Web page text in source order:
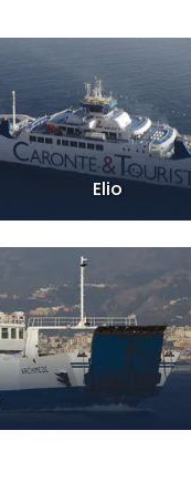
Elio